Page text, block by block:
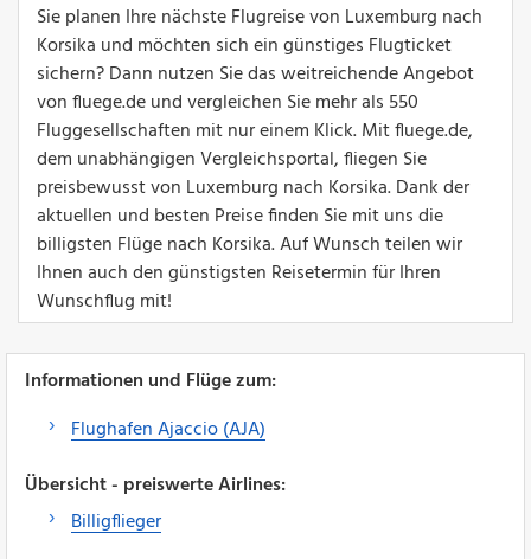
Sie planen Ihre nächste Flugreise von Luxemburg nach
Korsika und möchten sich ein günstiges Flugticket
sichern? Dann nutzen Sie das weitreichende Angebot
von fluege.de und vergleichen Sie mehr als 550
Fluggesellschaften mit nur einem Klick. Mit fluege.de,
dem unabhängigen Vergleichsportal, fliegen Sie
preisbewusst von Luxemburg nach Korsika. Dank der
aktuellen und besten Preise finden Sie mit uns die
billigsten Flüge nach Korsika. Auf Wunsch teilen wir
Ihnen auch den günstigsten Reisetermin für Ihren
Wunschflug mit!
Informationen und Flüge zum:
Flughafen Ajaccio (AJA)
Übersicht - preiswerte Airlines:
Billigflieger